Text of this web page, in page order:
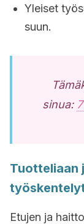
Yleiset
suun.
sinua:
Tuotteliaan
Etujen ja